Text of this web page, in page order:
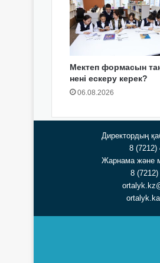
Мектеп формасын
нені ескеру керек?
06.08.2026
Директордың
8 (7212)
Жарнама және
8